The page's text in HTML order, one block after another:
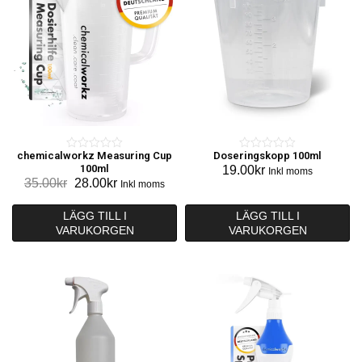
0
t
o
f
chemicalworkz Measuring Cup
100ml
35.00kr Det
priset
var:
28.00krDet
priset
är:
Inkl moms
LÄGG TILL I
VARUKORGEN
0
o
t
o
f
Doseringskopp 100ml
19.00kr Inkl moms
LÄGG TILL I
VARUKORGEN